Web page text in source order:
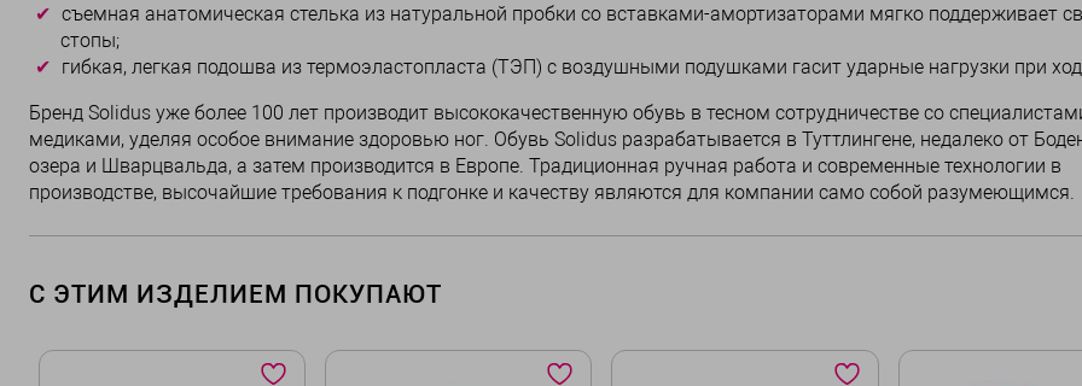
съемная анатомическая стелька из натуральной пробки со вставками-амортизаторами мягко поддерживает
стопы;
гибкая, легкая подошва из термоэластопласта (ТЭП) с воздушными подушками гасит ударные нагрузки при
Бренд Solidus уже более 100 лет производит высококачественную обувь в тесном сотрудничестве со
медиками, уделяя особое внимание здоровью ног. Обувь Solidus разрабатывается в Туттлингене, недалеко от
озера и Шварцвальда, а затем производится в Европе. Традиционная ручная работа и современные технологии в
производстве, высочайшие требования к подгонке и качеству являются для компании само собой разумеющимся.
С ЭТИМ ИЗДЕЛИЕМ ПОКУПАЮТ